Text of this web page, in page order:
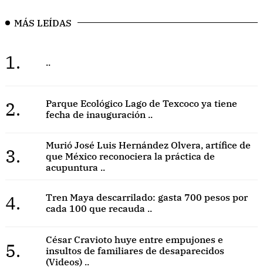
MÁS LEÍDAS
1. ..
2.
Parque Ecológico Lago de Texcoco ya tiene
fecha de inauguración ..
3.
Murió José Luis Hernández Olvera, artífice de
que México reconociera la práctica de
acupuntura ..
4.
Tren Maya descarrilado: gasta 700 pesos por
cada 100 que recauda ..
5.
César Cravioto huye entre empujones e
insultos de familiares de desaparecidos
(Videos) ..